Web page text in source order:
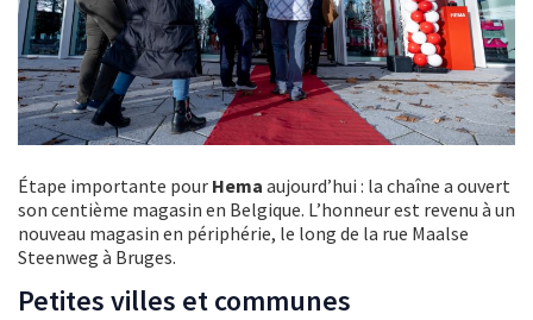
Étape importante pour Hema aujourd’hui : la chaîne a ouvert
son centième magasin en Belgique. L’honneur est revenu à un
nouveau magasin en périphérie, le long de la rue Maalse
Steenweg à Bruges.
Petites villes et communes